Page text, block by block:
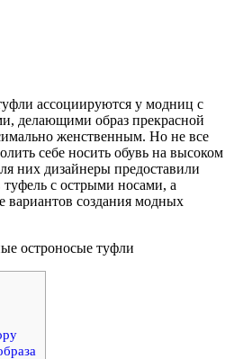
ассоциируются у модниц с
делающими образ прекрасной
женственным. Но не все
себе носить обувь на высоком
них дизайнеры предоставили
с острыми носами, а
вариантов создания модных